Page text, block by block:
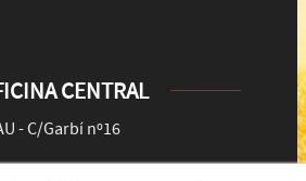
CENTRAL
- C/Garbí nº16